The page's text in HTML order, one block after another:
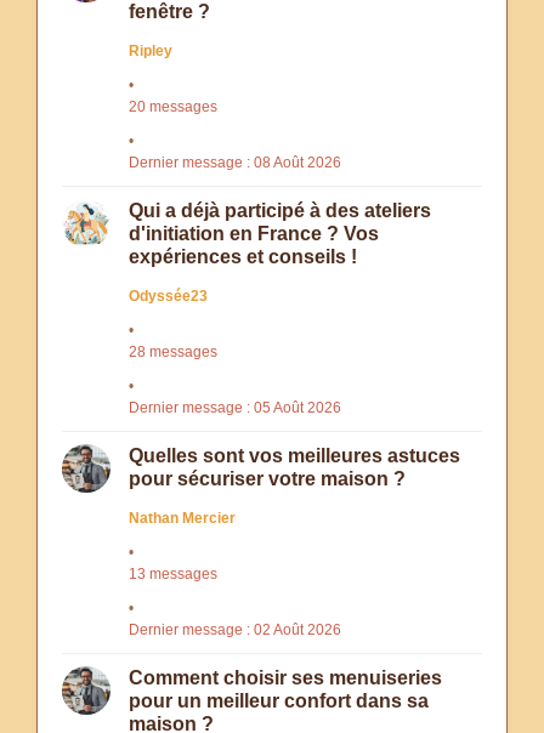
fenêtre ?
Ripley
20 messages
Dernier message : 08 Août 2026
Qui a déjà participé à des ateliers
d'initiation en France ? Vos
expériences et conseils !
Odyssée23
28 messages
Dernier message : 05 Août 2026
Quelles sont vos meilleures astuces
pour sécuriser votre maison ?
Nathan Mercier
13 messages
Dernier message : 02 Août 2026
Comment choisir ses menuiseries
pour un meilleur confort dans sa
maison ?